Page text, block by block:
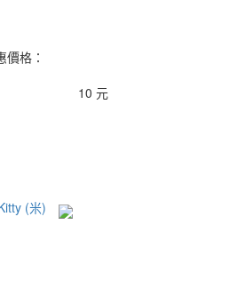
格：
10 元